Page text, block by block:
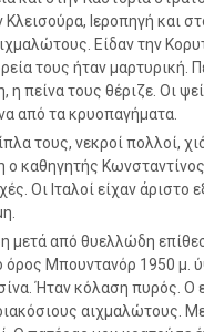
Ιεροπηγή και
Είδαν την
τους ήταν μαρτυρική.
η πείνα τους θέριζε. Οι
από τα κρυοπαγήματα.
τους, νεκροί πολλοί,
ο καθηγητής
Οι Ιταλοί είχαν άριστο
μετά από θυελλώδη
όρος Μπουντανόρ 1950 μ.
Ήταν κόλαση πυρός. Ο
αιχμαλώτους.